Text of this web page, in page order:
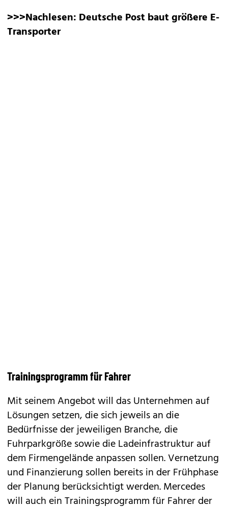
>>>Nachlesen: Deutsche Post baut größere E-
Transporter
Trainingsprogramm für Fahrer
Mit seinem Angebot will das Unternehmen auf
Lösungen setzen, die sich jeweils an die
Bedürfnisse der jeweiligen Branche, die
Fuhrparkgröße sowie die Ladeinfrastruktur auf
dem Firmengelände anpassen sollen. Vernetzung
und Finanzierung sollen bereits in der Frühphase
der Planung berücksichtigt werden. Mercedes
will auch ein Trainingsprogramm für Fahrer der